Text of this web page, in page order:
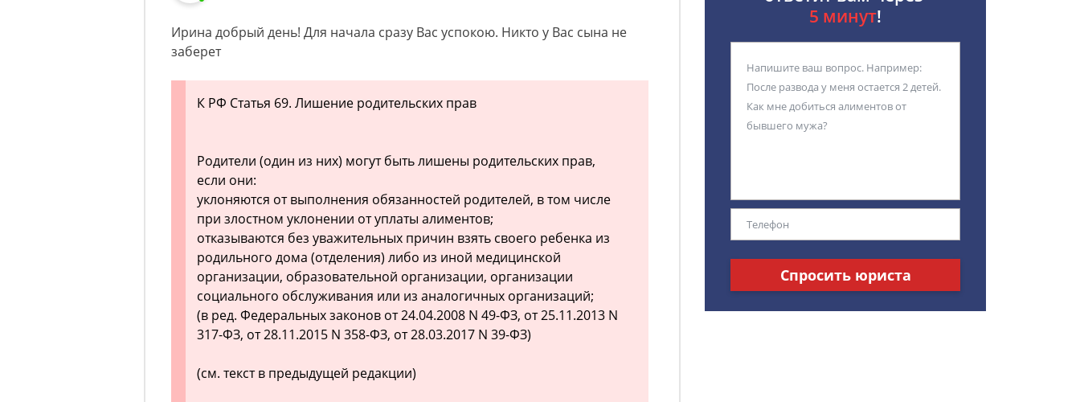
Ирина добрый день! Для начала сразу Вас успокою. Никто у Вас сына не
заберет
К РФ Статья 69. Лишение родительских прав
Родители (один из них) могут быть лишены родительских прав,
если они:
уклоняются от выполнения обязанностей родителей, в том числе
при злостном уклонении от уплаты алиментов;
отказываются без уважительных причин взять своего ребенка из
родильного дома (отделения) либо из иной медицинской
организации, образовательной организации, организации
социального обслуживания или из аналогичных организаций;
(в ред. Федеральных законов от 24.04.2008 N 49-ФЗ, от 25.11.2013 N
317-ФЗ, от 28.11.2015 N 358-ФЗ, от 28.03.2017 N 39-ФЗ)
(см. текст в предыдущей редакции)
5 минут!
Спросить юриста